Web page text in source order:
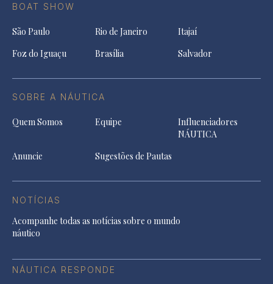
BOAT SHOW
São Paulo Rio de Janeiro
Itajaí
Foz do Iguaçu
Brasília Salvador
SOBRE A NÁUTICA
Quem Somos Equipe
Influenciadores
NÁUTICA
Anuncie
Sugestões de Pautas
NOTÍCIAS
Acompanhe todas as notícias sobre o mundo
náutico
NÁUTICA RESPONDE